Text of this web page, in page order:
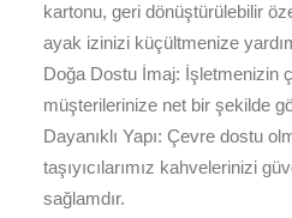
kartonu, geri dönüştürülebilir
ayak izinizi küçültmenize
Doğa Dostu İmaj: İşletmenizin
müşterilerinize net bir şekilde
Dayanıklı Yapı: Çevre dostu
taşıyıcılarımız kahvelerinizi
sağlamdır.